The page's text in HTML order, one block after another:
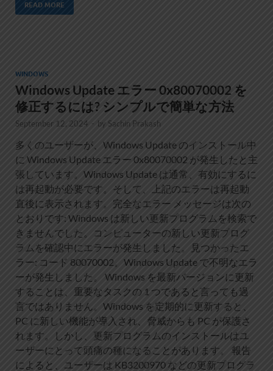
READ MORE
WINDOWS
Windows Update エラー 0x80070002 を
修正するには? シンプルで簡単な方法
September 12, 2024 - by Sachin Prakash
多くのユーザーが、Windows Update のインストール中
に Windows Update エラー 0x80070002 が発生したと主
張しています。Windows Update は通常、有効にするに
は再起動が必要です。そして、上記のエラーは再起動
直後に表示されます。完全なエラー メッセージは次の
とおりです: Windows は新しい更新プログラムを検索で
きませんでした。コンピューターの新しい更新プログ
ラムを確認中にエラーが発生しました。見つかったエ
ラー: コード 80070002。Windows Update で不明なエラ
ーが発生しました。 Windows を最新バージョンに更新
することは、重要なタスクの 1 つであると言っても過
言ではありません。Windows を定期的に更新すると、
PC に新しい機能が導入され、脅威からも PC が保護さ
れます。しかし、更新プログラムのインストールはユ
ーザーにとって頭痛の種になることがあります。 報告
によると、ユーザーは KB3200970 などの更新プログラ